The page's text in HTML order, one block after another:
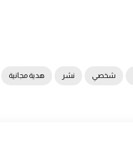
شخصي نشر هدية مجانية